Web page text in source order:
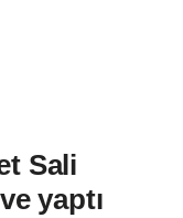
Sali
yaptı